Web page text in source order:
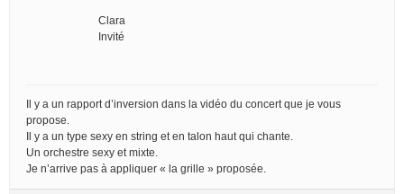
Clara
Invité
Il y a un rapport d’inversion dans la vidéo du concert que je vous
propose.
Il y a un type sexy en string et en talon haut qui chante.
Un orchestre sexy et mixte.
Je n’arrive pas à appliquer « la grille » proposée.